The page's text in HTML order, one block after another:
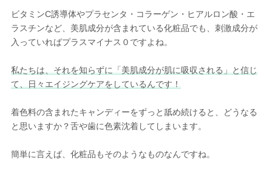
ビタミンC誘導体やプラセンタ・コラーゲン・ヒアルロン酸・エ
ラスチンなど、美肌成分が含まれている化粧品でも、刺激成分が
入っていればプラスマイナス０ですよね。
私たちは、それを知らずに「美肌成分が肌に吸収される」と信じ
て、日々エイジングケアをしているんです！
着色料の含まれたキャンディーをずっと舐め続けると、どうなる
と思いますか？舌や歯に色素沈着してしまいます。
簡単に言えば、化粧品もそのようなものなんですね。